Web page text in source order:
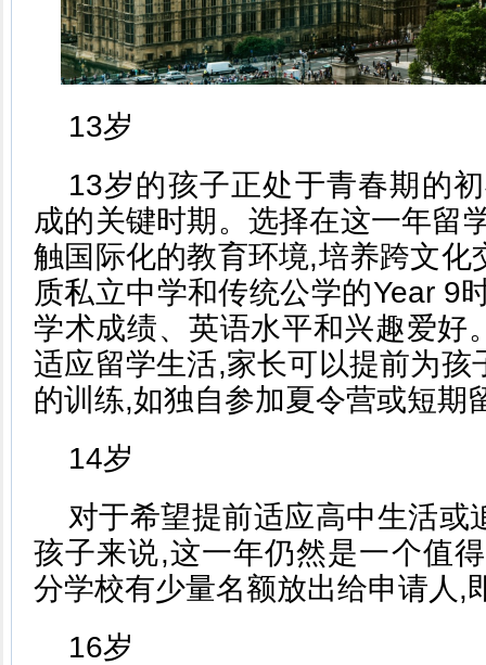
13岁
13岁的孩子正处于青春期的
成的关键时期。选择在这一年留
触国际化的教育环境,培养跨文化
质私立中学和传统公学的Year 9
学术成绩、英语水平和兴趣爱好
适应留学生活,家长可以提前为孩
的训练,如独自参加夏令营或短期
14岁
对于希望提前适应高中生活或
孩子来说,这一年仍然是一个值
分学校有少量名额放出给申请人,
16岁